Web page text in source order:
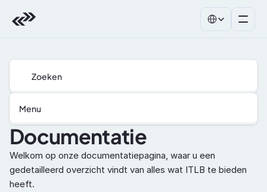
Menu
Zoeken
Documentatie
Welkom op onze documentatiepagina, waar u een
gedetailleerd overzicht vindt van alles wat ITLB te bieden
heeft.